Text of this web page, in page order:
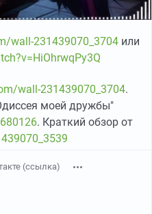
wall-231439070_3704 или
wall-231439070_3704.
моей дружбы"
. Краткий обзор от
(ссылка)